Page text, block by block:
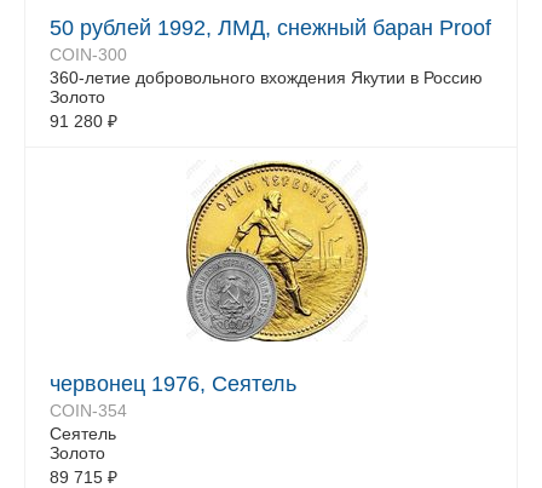
50 рублей 1992, ЛМД, снежный баран Proof
COIN-300
360-летие добровольного вхождения Якутии в Россию
Золото
91 280 ₽
червонец 1976, Сеятель
COIN-354
Сеятель
Золото
89 715 ₽